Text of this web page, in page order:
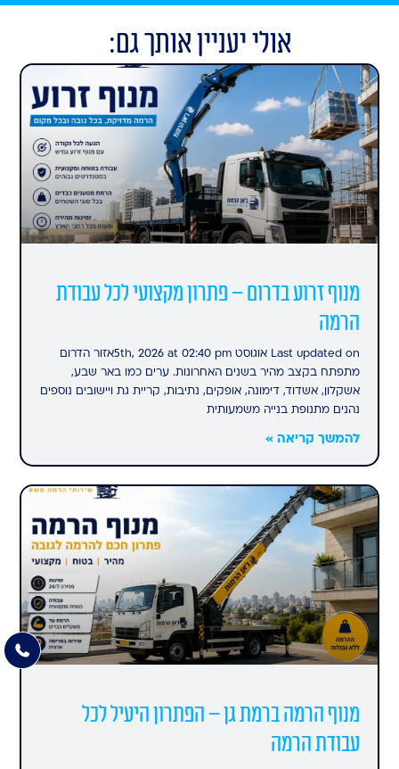
אולי יעניין אותך גם:
מנוף זרוע בדרום – פתרון מקצועי לכל עבודת
הרמה
Last updated on אוגוסט 5th, 2026 at 02:40 pmאזור הדרום
מתפתח בקצב מהיר בשנים האחרונות. ערים כמו באר שבע,
אשקלון, אשדוד, דימונה, אופקים, נתיבות, קריית גת ויישובים נוספים
נהנים מתנופת בנייה משמעותית
להמשך קריאה »
מנוף הרמה ברמת גן – הפתרון היעיל לכל
עבודת הרמה